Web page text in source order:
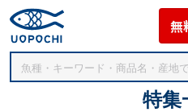
無
特集